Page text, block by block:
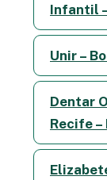
Infantil
Unir –
Dentar
Recife –